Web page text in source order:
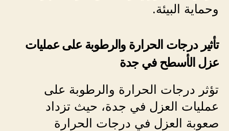
وحماية البيئة.
تأثير درجات الحرارة والرطوبة على عمليات
عزل الأسطح في جدة
تؤثر درجات الحرارة والرطوبة على
عمليات العزل في جدة، حيث تزداد
صعوبة العزل في درجات الحرارة